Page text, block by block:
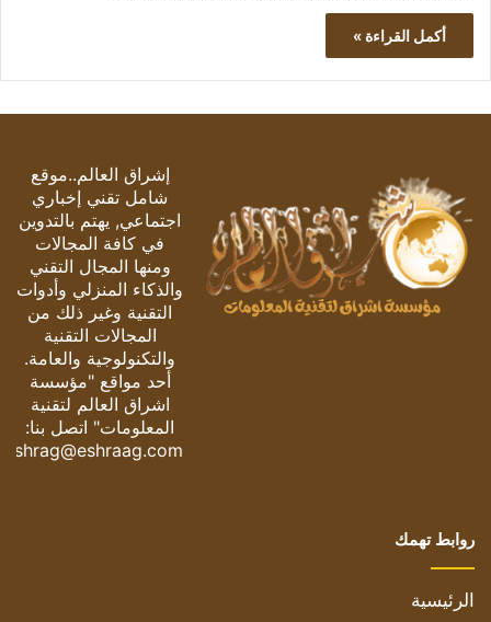
أكمل القراءة »
إشراق العالم..موقع
شامل تقني إخباري
اجتماعي, يهتم بالتدوين
في كافة المجالات
ومنها المجال التقني
والذكاء المنزلي وأدوات
التقنية وغير ذلك من
المجالات التقنية
والتكنولوجية والعامة.
أحد مواقع "مؤسسة
اشراق العالم لتقنية
المعلومات" اتصل بنا:
eshrag@eshraag.com
روابط تهمك
الرئيسية